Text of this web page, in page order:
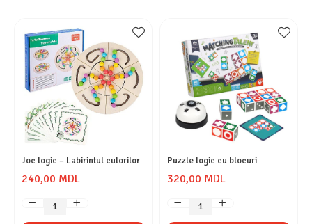
Joc logic – Labirintul culorilor
240,00 MDL
Puzzle logic cu blocuri
320,00 MDL